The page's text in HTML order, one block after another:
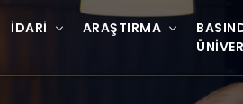
İDARI ARAŞTIRMA